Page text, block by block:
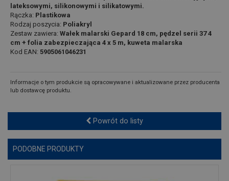
lateksowymi, silikonowymi i silikatowymi.
Rączka: Plastikowa
Rodzaj poszycia: Poliakryl
Zestaw zawiera: Wałek malarski Gepard 18 cm, pędzel serii 37 4
cm + folia zabezpieczająca 4 x 5 m, kuweta malarska
Kod EAN: 5905061046231
Informacje o tym produkcie są opracowywane i aktualizowane przez producenta
lub dostawcę produktu.
Powrót do listy
PODOBNE PRODUKTY